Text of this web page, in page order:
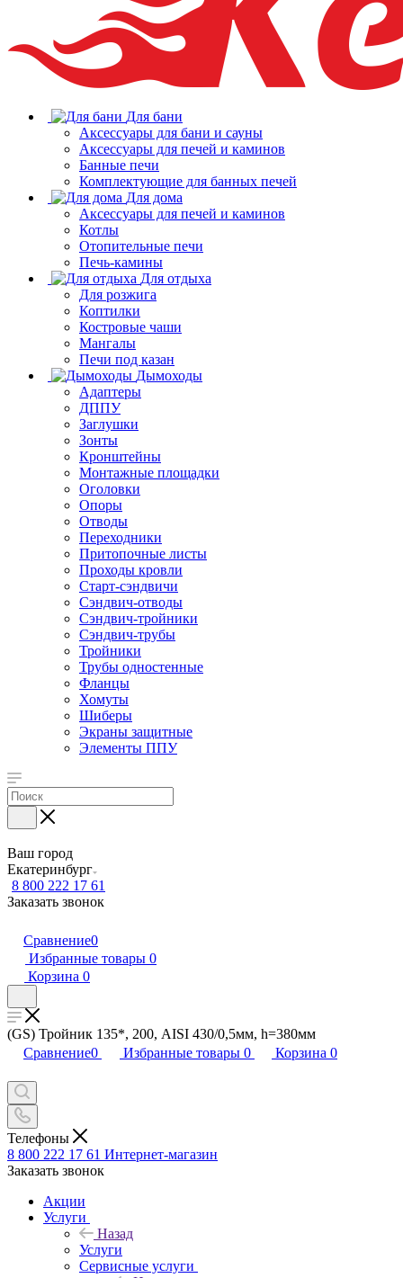
Для бани
Аксессуары для бани и сауны
Аксессуары для печей и каминов
Банные печи
Комплектующие для банных печей
Для дома
Аксессуары для печей и каминов
Котлы
Отопительные печи
Печь-камины
Для отдыха
Для розжига
Коптилки
Костровые чаши
Мангалы
Печи под казан
Дымоходы
Адаптеры
ДППУ
Заглушки
Зонты
Кронштейны
Монтажные площадки
Оголовки
Опоры
Отводы
Переходники
Притопочные листы
Проходы кровли
Старт-сэндвичи
Сэндвич-отводы
Сэндвич-тройники
Сэндвич-трубы
Тройники
Трубы одностенные
Фланцы
Хомуты
Шиберы
Экраны защитные
Элементы ППУ
Ваш город
Екатеринбург
8 800 222 17 61
Заказать звонок
Сравнение0
Избранные товары 0
Корзина 0
(GS) Тройник 135*, 200, AISI 430/0,5мм, h=380мм
Сравнение0 Избранные товары 0 Корзина 0
Телефоны
8 800 222 17 61 Интернет-магазин
Заказать звонок
Акции
Услуги
Назад
Услуги
Сервисные услуги